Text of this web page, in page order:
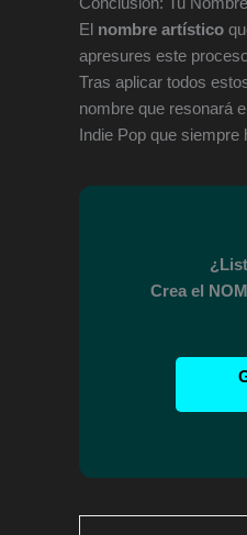
El nombre artístico
apresures este
Tras aplicar todos
nombre que resonará
Indie Pop que
Crea el